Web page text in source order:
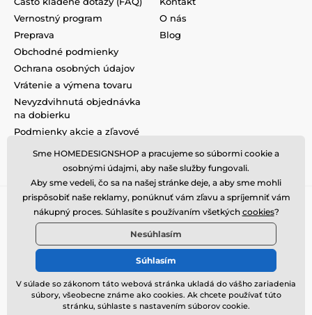
Vernostný program
Preprava
Obchodné podmienky
Ochrana osobných údajov
Vrátenie a výmena tovaru
Nevyzdvihnutá objednávka
na dobierku
Podmienky akcie a zľavové
O nás
Blog
Sme HOMEDESIGNSHOP a pracujeme so súbormi cookie a
osobnými údajmi, aby naše služby fungovali.
Aby sme vedeli, čo sa na našej stránke deje, a aby sme mohli
prispôsobiť naše reklamy, ponúknuť vám zľavu a spríjemniť vám
nákupný proces. Súhlasíte s používaním všetkých cookies?
Nesúhlasím
Súhlasím
V súlade so zákonom táto webová stránka ukladá do vášho zariadenia
súbory, všeobecne známe ako cookies. Ak chcete používať túto
stránku, súhlaste s nastavením súborov cookie.